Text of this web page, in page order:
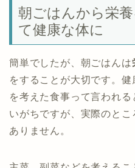
朝ごはんから栄
て健康な体に
簡単でしたが、朝ごはんは
をすることが大切です。
を考えた食事って言われ
いがちですが、実際のと
ありません。